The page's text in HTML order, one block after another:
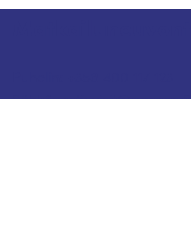
Sähköposti: visit@pargas.fi